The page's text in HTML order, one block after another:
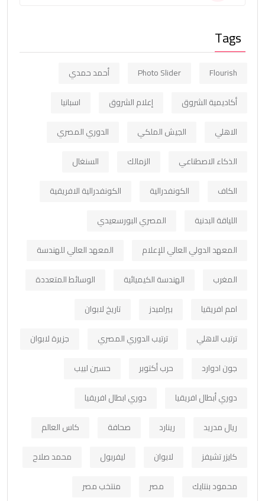
Tags
Flourish
Photo Slider
أحمد حمدي
أكاديمية الشروق
إعلام الشروق
اسبانيا
الاهلي
الجيش الملكي
الدوري المصري
الذكاء الاصطناعي
الزمالك
السنغال
الكاف
الكونفدرالية
الكونفدرالية الافريقية
اللياقة البدنية
المصري البورسعيدي
المعهد الدولي العالي للإعلام
المعهد العالي للهندسة
المغرب
الهندسة الكيميائية
الوسائط المتعددة
امم افريقيا
بيراميدز
تاريخ لابوان
ترتيب الاهلي
ترتيب الدوري المصري
جزيرة لابوان
جون ادوارد
حرب أكتوبر
حسين لبيب
دوري أبطال افريقيا
دوري ابطال افريقيا
ريال مدريد
رينارد صحافة
كاس العالم
كايزر تشيفز
لابوان ليفربول
محمد صلاح
محمود بنتايك
مصر منتخب مصر